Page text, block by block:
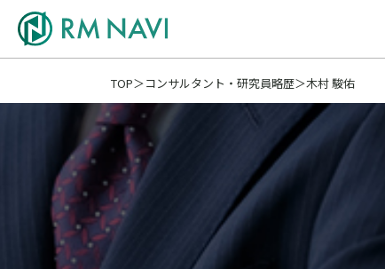
TOP コンサルタント・研究員略歴 木村 駿佑